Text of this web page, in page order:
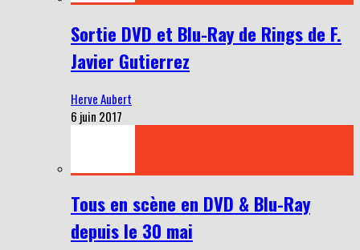
Sortie DVD et Blu-Ray de Rings de F.
Javier Gutierrez
Herve Aubert
6 juin 2017
Tous en scène en DVD & Blu-Ray
depuis le 30 mai